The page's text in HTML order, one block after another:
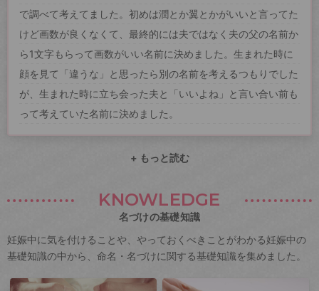
で調べて考えてました。初めは潤とか翼とかがいいと言ってた
けど画数が良くなくて、最終的には夫ではなく夫の父の名前か
ら1文字もらって画数がいい名前に決めました。生まれた時に
顔を見て「違うな」と思ったら別の名前を考えるつもりでした
が、生まれた時に立ち会った夫と「いいよね」と言い合い前も
って考えていた名前に決めました。
+ もっと読む
KNOWLEDGE
名づけの基礎知識
妊娠中に気を付けることや、やっておくべきことがわかる妊娠中の
基礎知識の中から、命名・名づけに関する基礎知識を集めました。